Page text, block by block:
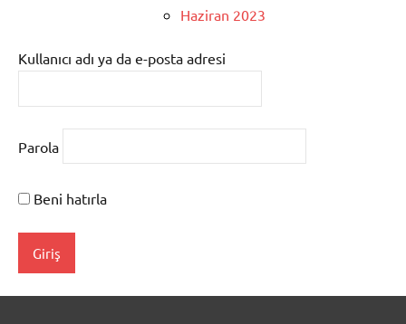
Haziran 2023
Kullanıcı adı ya da e-posta adresi
Parola
Beni hatırla